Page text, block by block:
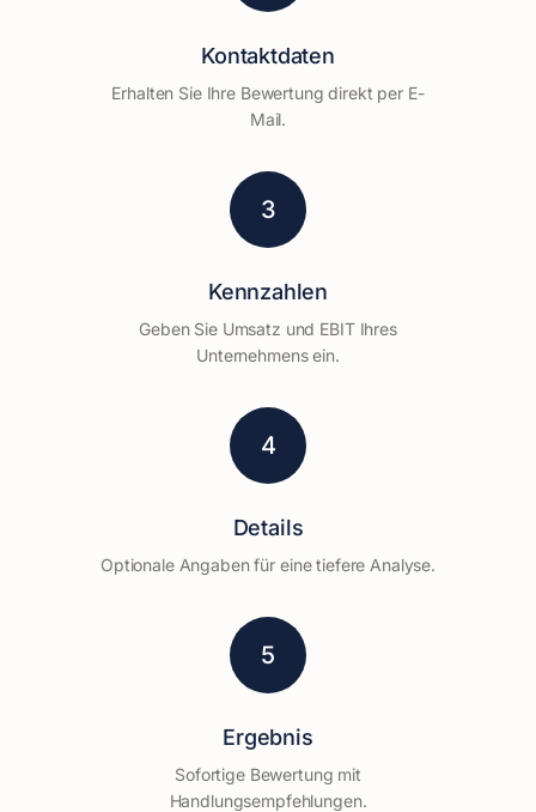
Kontaktdaten
Erhalten Sie Ihre Bewertung direkt per E-
Mail.
3
Kennzahlen
Geben Sie Umsatz und EBIT Ihres
Unternehmens ein.
4
Details
Optionale Angaben für eine tiefere Analyse.
5
Ergebnis
Sofortige Bewertung mit
Handlungsempfehlungen.